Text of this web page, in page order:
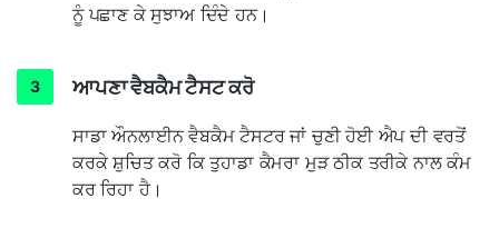
ਨੂੰ ਪਛਾਣ ਕੇ ਸੁਝਾਅ ਦਿੰਦੇ ਹਨ।
ਆਪਣਾ ਵੈਬਕੈਮ ਟੈਸਟ ਕਰੋ
ਸਾਡਾ ਔਨਲਾਈਨ ਵੈਬਕੈਮ ਟੈਸਟਰ ਜਾਂ ਚੁਣੀ ਹੋਈ ਐਪ ਦੀ ਵਰਤੋਂ
ਕਰਕੇ ਸ਼ੁਚਿਤ ਕਰੋ ਕਿ ਤੁਹਾਡਾ ਕੈਮਰਾ ਮੁੜ ਠੀਕ ਤਰੀਕੇ ਨਾਲ ਕੰਮ
ਕਰ ਰਿਹਾ ਹੈ।